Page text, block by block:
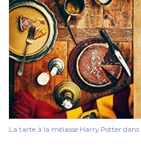
La tarte à la mélasse Harry Potter dans